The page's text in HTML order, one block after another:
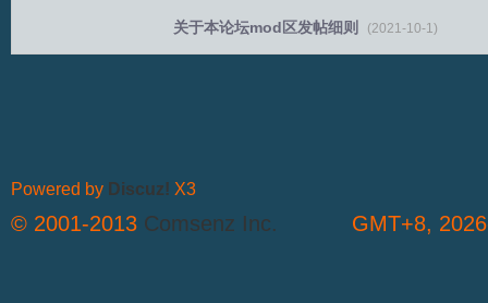
关于本论坛mod区发帖细则 (2021-10-1)
GMT+8,
Powered by Discuz! X3
© 2001-2013 Comsenz Inc.